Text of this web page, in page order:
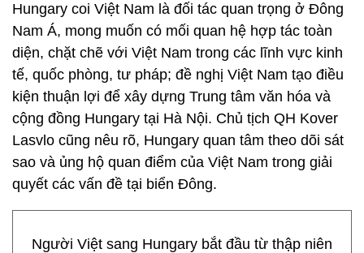
Hungary coi Việt Nam là đối tác quan trọng ở Đông
Nam Á, mong muốn có mối quan hệ hợp tác toàn
diện, chặt chẽ với Việt Nam trong các lĩnh vực kinh
tế, quốc phòng, tư pháp; đề nghị Việt Nam tạo điều
kiện thuận lợi để xây dựng Trung tâm văn hóa và
cộng đồng Hungary tại Hà Nội. Chủ tịch QH Kover
Lasvlo cũng nêu rõ, Hungary quan tâm theo dõi sát
sao và ủng hộ quan điểm của Việt Nam trong giải
quyết các vấn đề tại biển Đông.
Người Việt sang Hungary bắt đầu từ thập niên